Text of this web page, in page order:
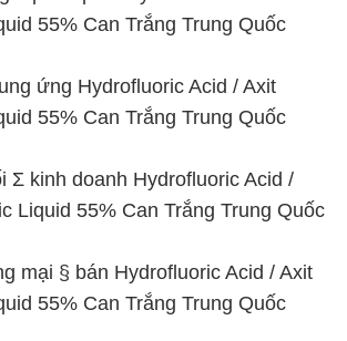
Σ kinh doanh Hydrofluoric Acid /
Liquid 55% Can Trắng Trung Quốc
mại § bán Hydrofluoric Acid / Axit
55% Can Trắng Trung Quốc
phối ═ kinh doanh Hydrofluoric Acid
Liquid 55% Can Trắng Trung
mại Hydrofluoric Acid / Axit